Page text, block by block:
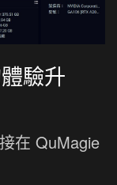
驗升
在 QuMagie